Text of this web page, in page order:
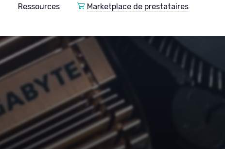
Ressources Marketplace de prestataires